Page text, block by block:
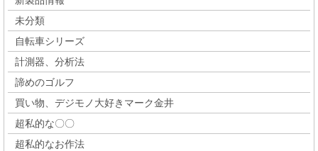
未分類
自転車シリーズ
計測器、分析法
諦めのゴルフ
買い物、デジモノ大好きマーク金井
超私的な〇〇
超私的なお作法